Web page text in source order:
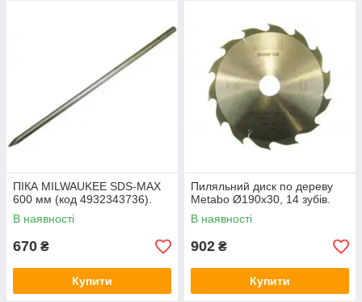
ПІКА MILWAUKEE SDS-MAX
600 мм (код 4932343736).
В наявності
670 ₴
Купити
Пиляльний диск по дереву
Metabo Ø190x30, 14 зубів.
В наявності
902 ₴
Купити